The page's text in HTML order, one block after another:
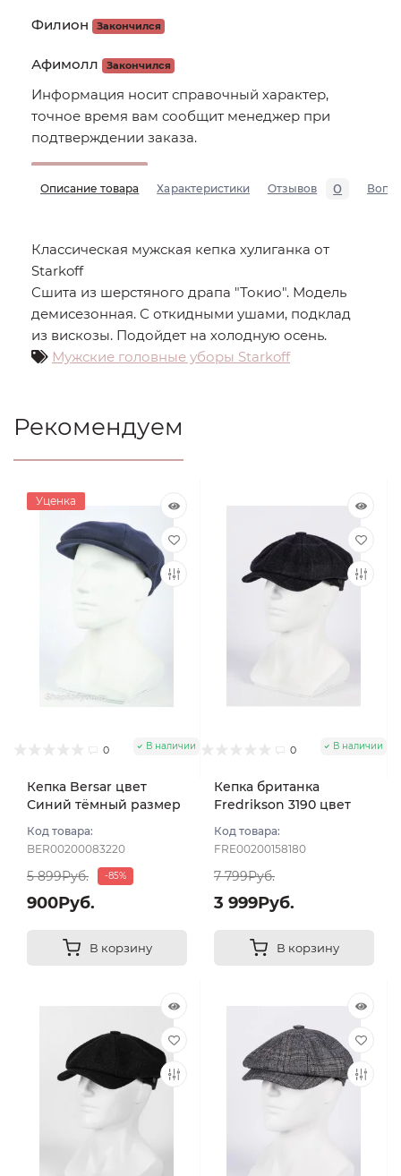
Филион Закончился
Афимолл Закончился
Информация носит справочный характер,
точное время вам сообщит менеджер при
подтверждении заказа.
Описание товара Характеристики Отзывов 0
Классическая мужская кепка хулиганка от
Starkoff
Сшита из шерстяного драпа "Токио". Модель
демисезонная. С откидными ушами, подклад
из вискозы. Подойдет на холодную осень.
Мужские головные уборы Starkoff
Рекомендуем
Уценка
0 В наличии
Кепка Bersar цвет
Синий тёмный размер
Код товара:
BER00200083220
5 899Руб. -85%
900Руб.
В корзину
0 В наличии
Кепка британка
Fredrikson 3190 цвет
58
Код товара:
FRE00200158180
7 799Руб.
3 999Руб.
В корзину